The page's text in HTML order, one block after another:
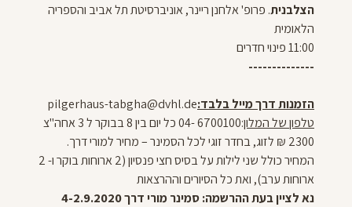
הצלבנית. פרופ' אלחנן ריינר, אוניברסיטת תל אביב והספריה
הלאומית
11:00 פינוי חדרים
--------------
הזמנות דרך מייל בלבד:pilgerhaus-tabgha@dvhl.de
טלפון של המלון:
6700100 - 04 כל יום בין 8 בבוקר ל 3 אחה"צ
2300 ₪ לזוג, בחדר זוגי לכל הסמינר – מחיר למורי דרך.
המחיר כולל שני לילות על בסיס חצי פנסיון (2 ארוחות בוקר ו- 2
ארוחות ערב), ואת כל הסיורים וההרצאות
נא לציין בעת ההרשמה: סמינר מורי דרך 4-2.9.2020